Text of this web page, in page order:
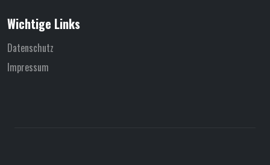
Wichtige Links
Datenschutz
Impressum